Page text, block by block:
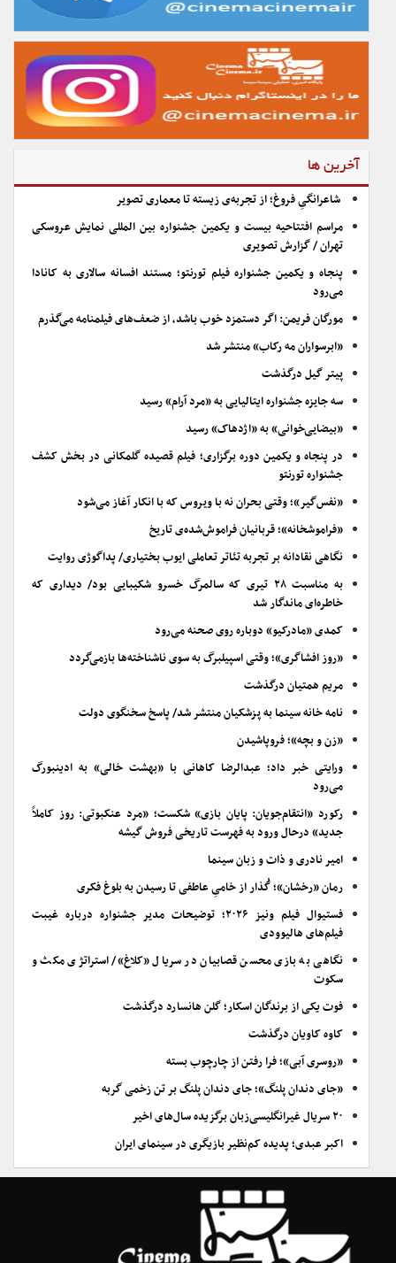
آخرین ها
شاعرانگیِ فروغ؛ از تجربه‌ی زیسته تا معماری تصویر
مراسم افتتاحیه بیست و یکمین جشنواره بین المللی نمایش عروسکی
تهران / گزارش تصویری
پنجاه و یکمین جشنواره فیلم تورنتو؛ مستند افسانه سالاری به کانادا
می‌رود
مورگان فریمن: اگر دستمزد خوب باشد، از ضعف‌های فیلمنامه می‌گذرم
«ابرسواران مه رکاب» منتشر شد
پیتر گیل درگذشت
سه جایزه جشنواره ایتالیایی به «مرد آرام» رسید
«بیضایی‌خوانی» به «اژدهاک» رسید
در پنجاه و یکمین دوره برگزاری؛ فیلم قصیده گلمکانی در بخش کشف
جشنواره تورنتو
«نفس‌گیر»؛ وقتی بحران نه با ویروس که با انکار آغاز می‌شود
«فراموشخانه»؛ قربانیان فراموش‌شده‌ی تاریخ
نگاهی نقادانه بر تجربه تئاتر تعاملی ایوب بختیاری/ پداگوژی روایت
به مناسبت ۲۸ تیری که سالمرگ خسرو شکیبایی بود/ دیداری که
خاطره‌ای ماندگار شد
کمدی «مادرکیو» دوباره روی صحنه می‌رود
«روز افشاگری»؛ وقتی اسپیلبرگ به سوی ناشناخته‌ها بازمی‌گردد
مریم همتیان درگذشت
نامه خانه سینما به پزشکیان منتشر شد/ پاسخ سخنگوی دولت
«زن و بچه»؛ فروپاشیدن
ورایتی خبر داد؛ عبدالرضا کاهانی با «بهشت خالی» به ادینبورگ
می‌رود
رکورد «انتقام‌جویان: پایان بازی» شکست؛ «مرد عنکبوتی: روز کاملاً
جدید» درحال ورود به فهرست تاریخی فروش گیشه
امیر نادری و ذات و زبان سینما
رمان «رخشان»؛ گُذار از خامیِ عاطفی تا رسیدن به بلوغ فکری
فستیوال فیلم ونیز ۲۰۲۶؛ توضیحات مدیر جشنواره درباره غیبت
فیلم‌های هالیوودی
نگاهی به بازی محسن قصابیان در سریال «کلاغ»/ استراتژی مکث و
سکوت
فوت یکی از برندگان اسکار؛ گلن هانسارد درگذشت
کاوه کاویان درگذشت
«روسری آبی»؛ فرا رفتن از چارچوب بسته
«جای دندان پلنگ»؛ جای دندان پلنگ بر تن زخمی گربه
۲۰ سریال غیرانگلیسی‌زبان برگزیده سال‌های اخیر
اکبر عبدی؛ پدیده کم‌نظیر بازیگری در سینمای ایران